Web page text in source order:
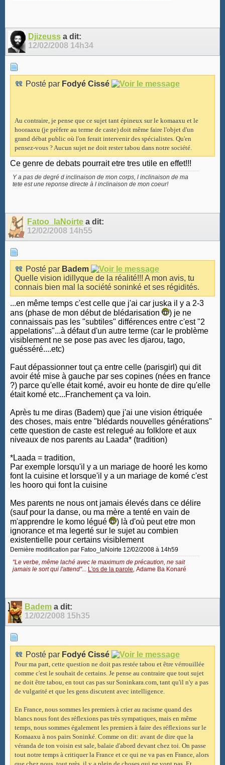
Djizeussa dit:
12/02/2008 14h34
Posté par Fodyé Cissé
Au contraire, je pense que ce sujet tant épineux sur le komaaxu et le
hooraaxu (je prèfere au terme de caste) doit même faire l'objet d'un
grand débat public où l'on ferait intervenir des spécialistes. Qu'en
pensez-vous ? Aucun sujet ne doit rester tabou dans notre société.
Ce genre de debats pourrait etre tres utile en effet!!!
Y a pas de degré d inclinaison de mon corps, l inclinaison de ma
tete est une reponse directe à l inclinaison de mon coeur!
Fatoo_laNoirte a dit:
12/02/2008 14h55
Posté par Badem
Quelle vision idillyque de la réalité!!! A mon avis, tu
connais bien mal la société soninké et ses régidités.
...en même temps c'est celle que j'ai car juska il y a 2-3
ans (phase de mon début de blédarisation
) je ne
connaissais pas les "subtiles" différences entre c'est "2
appelations"...à défaut d'un autre terme (car le problème
visiblement ne se pose pas avec les djarou, tago,
guésséré....etc)
Faut dépassionner tout ça entre celle (parisgirl) qui dit
avoir été mise à gauche par ses copines (nées en france
?) parce qu'elle était komé, avoir eu honte de dire qu'elle
était komé etc...Franchement ça va loin.
Après tu me diras (Badem) que j'ai une vision étriquée
des choses, mais entre "blédards nouvelles générations"
cette question de caste est relegué au folklore et aux
niveaux de nos parents au Laada* (tradition)
*Laada = tradition,
Par exemple lorsqu'il y a un mariage de hooré les komo
font la cuisine et lorsque'il y a un mariage de komé c'est
les hooro qui font la cuisine
Mes parents ne nous ont jamais élevés dans ce délire
(sauf pour la danse, ou ma mère a tenté en vain de
m'apprendre le komo légué
) là d'où peut etre mon
ignorance et ma legerté sur le sujet au combien
existentielle pour certains visiblement
Dernière modification par Fatoo_laNoirte 12/02/2008 à 14h59
"Le verbe, même laché avec le maximum de précaution, ne sait
jamais le sort qui l'attend"... L'os de la parole, Adame Ba Konaré
Badem a dit:
12/02/2008 15h35
Posté par Fodyé Cissé
Pour ma part, cette question ne doit pas restée tabou et être vérrouillée
comme c'est le souhait de certains. Je pense au contraire que tout sujet
ne doit être tabou, en tout cas pas sur Soninkara.com, tant qu'il n'y a pas
de vulgarité et que les gens discutent avec intelligence.
En France, nous sommes les premiers à crier au racisme quand des
blancs nous font des réflexions pas très sympatiques, mais en même
temps, nous sommes également les premiers à faire des réflexions sur le
Komaaxu à nos pairs Soninké. Comme on dit: avant de dire que la
véranda de ton voisin est sale, balaie d'abord devant chez toi. On passe
tout notre temps à critiquer la France et ce qui ne va pas en France, alors